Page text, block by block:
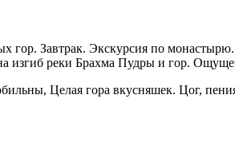
гор. Завтрак. Экскурсия по
изгиб реки Брахма Пудры и гор.
Целая гора вкусняшек. Цог,